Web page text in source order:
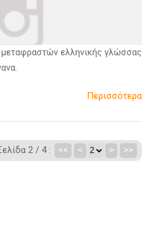
ελληνικής γλώσσας
Περισσότερα
2 / 4 : << < > >>